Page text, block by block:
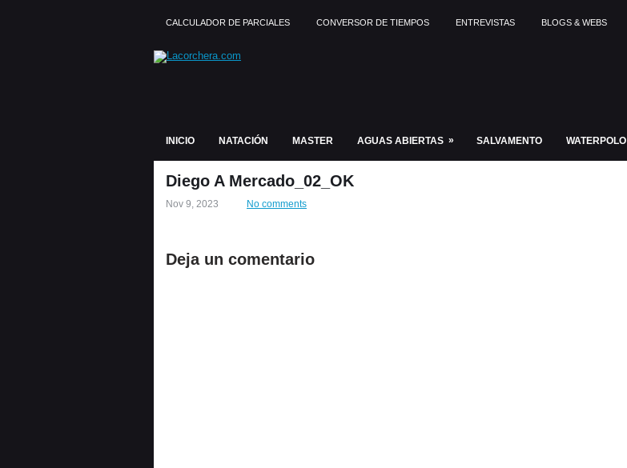
CALCULADOR DE PARCIALES CONVERSOR DE TIEMPOS ENTREVISTAS BLOGS & WEBS
INICIO NATACIÓN MASTER AGUAS ABIERTAS » SALVAMENTO WATERPOLO
Diego A Mercado_02_OK
Nov 9, 2023 No comments
Deja un comentario